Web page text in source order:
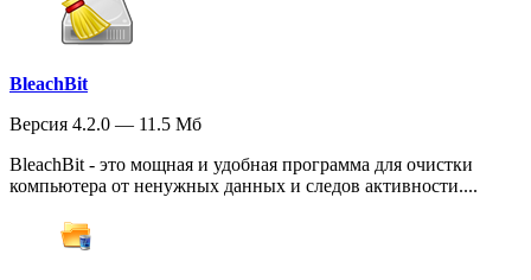
BleachBit
Версия 4.2.0 — 11.5 Мб
BleachBit - это мощная и удобная программа для очистки
компьютера от ненужных данных и следов активности....